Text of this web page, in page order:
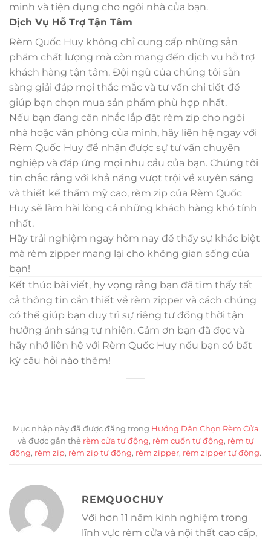
minh và tiện dụng cho ngôi nhà của bạn.
Dịch Vụ Hỗ Trợ Tận Tâm
Rèm Quốc Huy không chỉ cung cấp những sản
phẩm chất lượng mà còn mang đến dịch vụ hỗ trợ
khách hàng tận tâm. Đội ngũ của chúng tôi sẵn
sàng giải đáp mọi thắc mắc và tư vấn chi tiết để
giúp bạn chọn mua sản phẩm phù hợp nhất.
Nếu bạn đang cân nhắc lắp đặt rèm zip cho ngôi
nhà hoặc văn phòng của mình, hãy liên hệ ngay với
Rèm Quốc Huy để nhận được sự tư vấn chuyên
nghiệp và đáp ứng mọi nhu cầu của bạn. Chúng tôi
tin chắc rằng với khả năng vượt trội về xuyên sáng
và thiết kế thẩm mỹ cao, rèm zip của Rèm Quốc
Huy sẽ làm hài lòng cả những khách hàng khó tính
nhất.
Hãy trải nghiệm ngay hôm nay để thấy sự khác biệt
mà rèm zipper mang lại cho không gian sống của
bạn!
Kết thúc bài viết, hy vọng rằng bạn đã tìm thấy tất
cả thông tin cần thiết về rèm zipper và cách chúng
có thể giúp bạn duy trì sự riêng tư đồng thời tận
hưởng ánh sáng tự nhiên. Cảm ơn bạn đã đọc và
hãy nhớ liên hệ với Rèm Quốc Huy nếu bạn có bất
kỳ câu hỏi nào thêm!
Mục nhập này đã được đăng trong Hướng Dẫn Chọn Rèm Cửa
và được gắn thẻ rèm cửa tự động, rèm cuốn tự động, rèm tự
động, rèm zip, rèm zip tự động, rèm zipper, rèm zipper tự động.
REMQUOCHUY
Với hơn 11 năm kinh nghiệm trong
lĩnh vực rèm cửa và nội thất cao cấp,